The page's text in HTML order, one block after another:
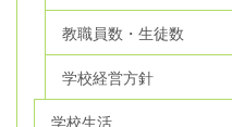
教職員数・生徒数
学校経営方針
学校生活